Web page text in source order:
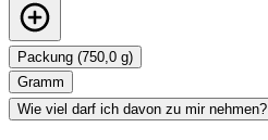
Packung (750,0 g)
Gramm
Wie viel darf ich davon zu mir nehmen?